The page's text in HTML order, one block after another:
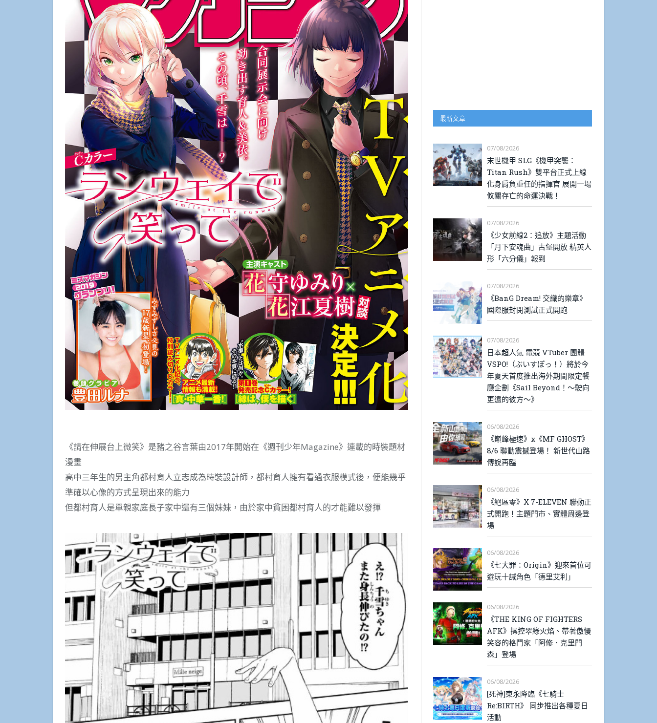
《請在伸展台上微笑》是豬之谷言葉由2017年開始在《週刊少年Magazine》連載的時裝題材
漫畫
高中三年生的男主角都村育人立志成為時裝設計師，都村育人擁有看過衣服模式後，便能幾乎
準確以心像的方式呈現出來的能力
但都村育人是單親家庭長子家中還有三個妹妹，由於家中貧困都村育人的才能難以發揮
最新文章
07/08/2026
末世機甲 SLG《機甲突襲：
Titan Rush》雙平台正式上線
化身肩負重任的指揮官 展開一場
攸關存亡的命運決戰！
07/08/2026
《少女前線2：追放》主題活動
「月下安魂曲」古堡開放 精英人
形「六分儀」報到
07/08/2026
《BanG Dream! 交織的樂章》
國際服封閉測試正式開跑
07/08/2026
日本超人氣 電競 VTuber 團體
VSPO!（ぶいすぽっ！）將於今
年夏天首度推出海外期間限定餐
廳企劃《Sail Beyond！～駛向
更遠的彼方～》
06/08/2026
《巔峰極速》x《MF GHOST》
8/6 聯動震撼登場！ 新世代山路
傳說再臨
06/08/2026
《絕區零》X 7-ELEVEN 聯動正
式開跑！主題門市、實體周邊登
場
06/08/2026
《七大罪：Origin》迎來首位可
遊玩十誡角色「德里艾利」
06/08/2026
《THE KING OF FIGHTERS
AFK》操控翠綠火焰、帶著傲慢
笑容的格鬥家「阿修．克里門
森」登場
06/08/2026
[死神]東永降臨《七騎士
Re:BIRTH》 同步推出各種夏日
活動